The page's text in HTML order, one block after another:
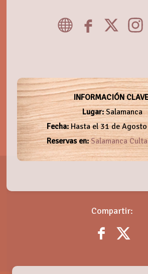
INFORMACIÓN
Lugar:Salamanca
Fecha:Hasta el 31 de
Reservas en:Salamanca
Compartir: